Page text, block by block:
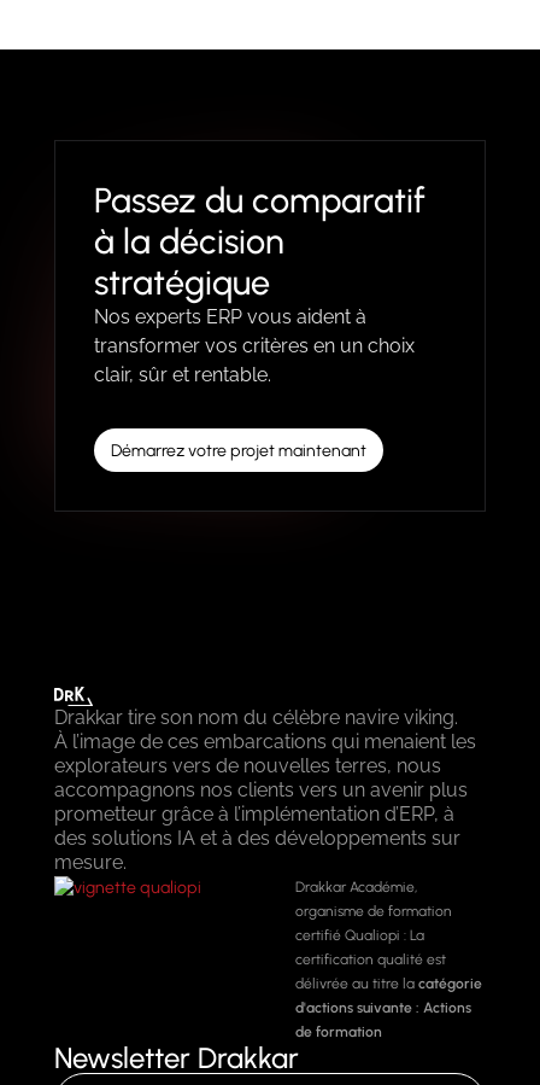
Passez du comparatif
à la décision
stratégique
Nos experts ERP vous aident à
transformer vos critères en un choix
clair, sûr et rentable.
Démarrez votre projet maintenant
Drakkar tire son nom du célèbre navire viking.
À l’image de ces embarcations qui menaient les
explorateurs vers de nouvelles terres, nous
accompagnons nos clients vers un avenir plus
prometteur grâce à l’implémentation d’ERP, à
des solutions IA et à des développements sur
mesure.
Drakkar Académie,
organisme de formation
certifié Qualiopi : La
certification qualité est
délivrée au titre la catégorie
d'actions suivante : Actions
de formation
Newsletter Drakkar